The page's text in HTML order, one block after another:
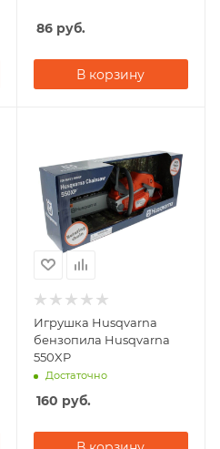
86руб.
В корзину
Игрушка Husqvarna
бензопила Husqvarna
550XP
Достаточно
160 руб.